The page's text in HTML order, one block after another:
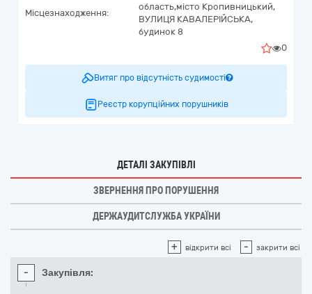
Місцезнаходження:
область,місто Кропивницький,
ВУЛИЦЯ КАВАЛЕРІЙСЬКА,
будинок 8
0
Витяг про відсутність судимості
Реєстр корупційних порушників
ДЕТАЛІ ЗАКУПІВЛІ
ЗВЕРНЕННЯ ПРО ПОРУШЕННЯ
ДЕРЖАУДИТСЛУЖБА УКРАЇНИ
+ відкрити всі - закрити всі
- Закупівля: